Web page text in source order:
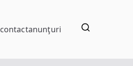
contactanunţuri